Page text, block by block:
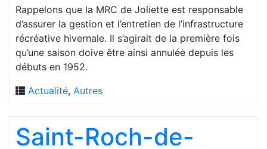
Rappelons que la MRC de Joliette est responsable
d’assurer la gestion et l’entretien de l’infrastructure
récréative hivernale. Il s’agirait de la première fois
qu’une saison doive être ainsi annulée depuis les
débuts en 1952.
Actualité, Autres
Saint-Roch-de-